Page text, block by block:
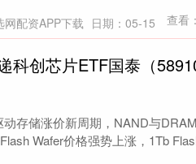
网配资APP下载 日期：05-15 查看：
科创芯片ETF国泰（
存储涨价新周期，NAND与
Wafer价格强势上涨，1Tb